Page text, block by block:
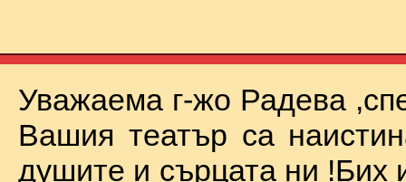
Уважаема г-жо Радева
Вашия театър са
душите и сърцата ни !Бих